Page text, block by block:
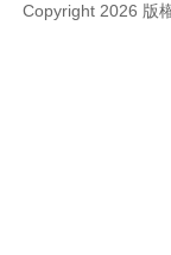
Copyright 2026 版